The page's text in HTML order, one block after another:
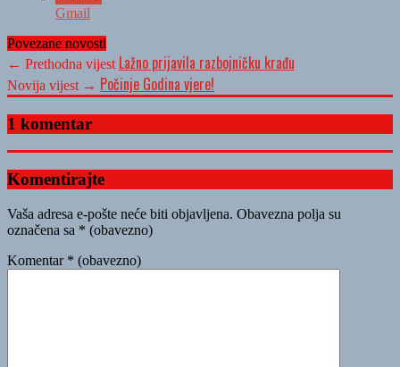
Gmail
Povezane novosti
← Prethodna vijest Lažno prijavila razbojničku krađu
Novija vijest → Počinje Godina vjere!
1 komentar
Komentirajte
Vaša adresa e-pošte neće biti objavljena. Obavezna polja su
označena sa * (obavezno)
Komentar * (obavezno)